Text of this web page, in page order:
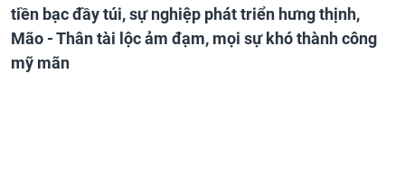
tiền bạc đầy túi, sự nghiệp phát triển hưng thịnh,
Mão - Thân tài lộc ảm đạm, mọi sự khó thành công
mỹ mãn